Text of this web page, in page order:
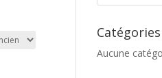
Catégories
Aucune